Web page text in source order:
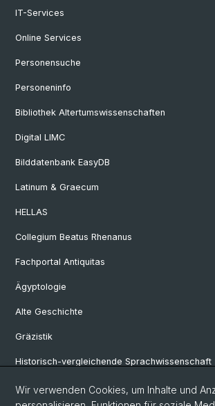
IT-Services
Online Services
Personensuche
Personeninfo
Bibliothek Altertumswissenschaften
Digital LIMC
Bilddatenbank EasyDB
Latinum & Graecum
HELLAS
Collegium Beatus Rhenanus
Fachportal Antiquitas
Ägyptologie
Alte Geschichte
Gräzistik
Historisch-vergleichende Sprachwissenschaft
Klassische Archäologie
Wir verwenden Cookies, um Inhalte und